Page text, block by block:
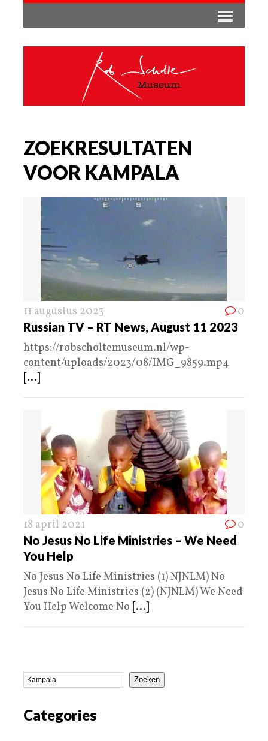
ZOEKRESULTATEN
VOOR KAMPALA
11 augustus 2023 0
Russian TV – RT News, August 11 2023
https://robscholtemuseum.nl/wp-
content/uploads/2023/08/IMG_9859.mp4
[...]
18 april 2021 0
No Jesus No Life Ministries – We Need
You Help
No Jesus No Life Ministries (1) NJNLM) No
Jesus No Life Ministries (2) (NJNLM) We Need
You Help Welcome No [...]
Zoeken
Categories